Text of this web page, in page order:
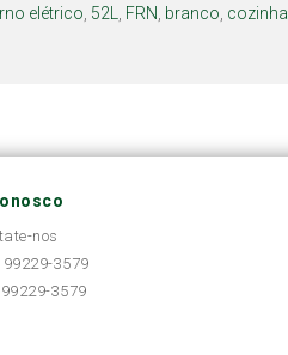
elétrico 52L FRN branco cozinha
nos
99229-3579
3579